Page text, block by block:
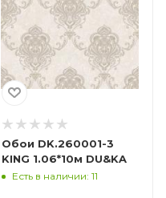
Обои DK.260001-3
KING 1.06*10м DU&KA
Есть в наличии: 11